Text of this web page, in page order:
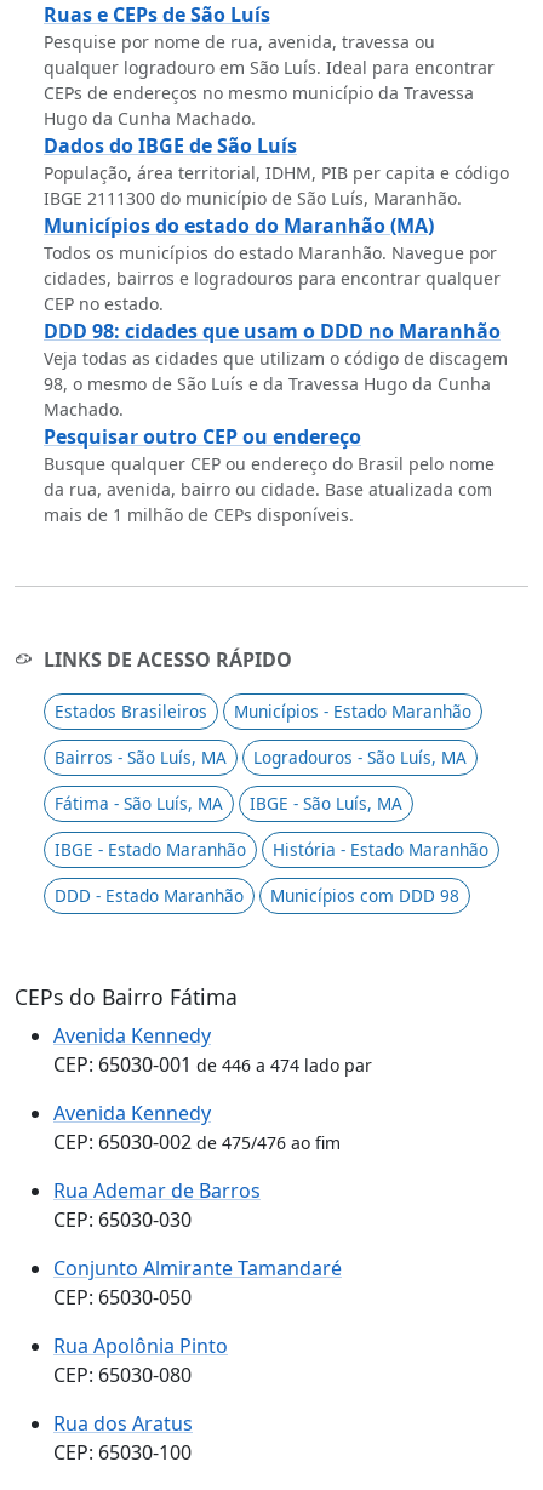
Ruas e CEPs de São Luís
Pesquise por nome de rua, avenida, travessa ou
qualquer logradouro em São Luís. Ideal para encontrar
CEPs de endereços no mesmo município da Travessa
Hugo da Cunha Machado.
Dados do IBGE de São Luís
População, área territorial, IDHM, PIB per capita e código
IBGE 2111300 do município de São Luís, Maranhão.
Municípios do estado do Maranhão (MA)
Todos os municípios do estado Maranhão. Navegue por
cidades, bairros e logradouros para encontrar qualquer
CEP no estado.
DDD 98: cidades que usam o DDD no Maranhão
Veja todas as cidades que utilizam o código de discagem
98, o mesmo de São Luís e da Travessa Hugo da Cunha
Machado.
Pesquisar outro CEP ou endereço
Busque qualquer CEP ou endereço do Brasil pelo nome
da rua, avenida, bairro ou cidade. Base atualizada com
mais de 1 milhão de CEPs disponíveis.
LINKS DE ACESSO RÁPIDO
Estados Brasileiros
Municípios - Estado Maranhão
Bairros - São Luís, MA
Logradouros - São Luís, MA
Fátima - São Luís, MA
IBGE - São Luís, MA
IBGE - Estado Maranhão
História - Estado Maranhão
DDD - Estado Maranhão
Municípios com DDD 98
CEPs do Bairro Fátima
Avenida Kennedy
CEP: 65030-001 de 446 a 474 lado par
Avenida Kennedy
CEP: 65030-002 de 475/476 ao fim
Rua Ademar de Barros
CEP: 65030-030
Conjunto Almirante Tamandaré
CEP: 65030-050
Rua Apolônia Pinto
CEP: 65030-080
Rua dos Aratus
CEP: 65030-100